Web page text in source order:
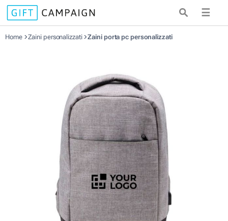
☰
Home Zaini personalizzati Zaini porta pc personalizzati